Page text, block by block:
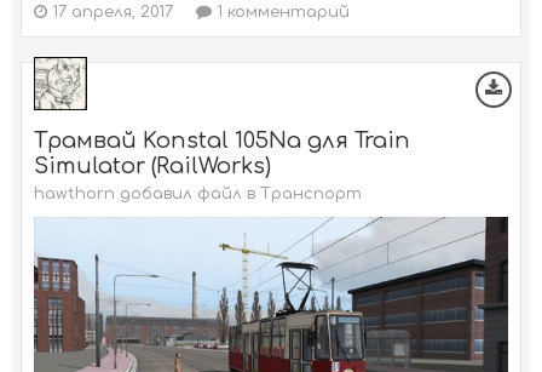
17 апреля, 2017 1 комментарий
Трамвай Konstal 105Na для Train
Simulator (RailWorks)
hawthorn добавил файл в Транспорт